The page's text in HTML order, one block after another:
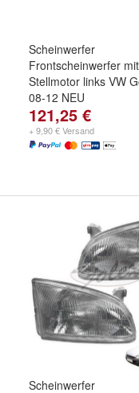
Scheinwerfer
Frontscheinwerfer
Stellmotor links VW
08-12 NEU
121,25 €
+ 9,90 € Versand
Scheinwerfer